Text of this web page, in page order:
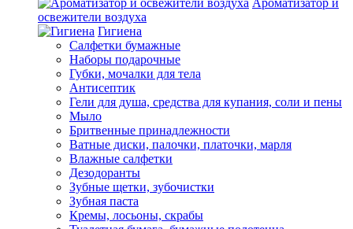
Ароматизатор и
освежители воздуха
Гигиена
Салфетки бумажные
Наборы подарочные
Губки, мочалки для тела
Антисептик
Гели для душа, средства для купания, соли и пены
Мыло
Бритвенные принадлежности
Ватные диски, палочки, платочки, марля
Влажные салфетки
Дезодоранты
Зубные щетки, зубочистки
Зубная паста
Кремы, лосьоны, скрабы